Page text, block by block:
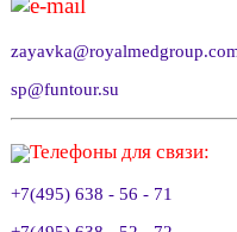
e-mail
sp@funtour.su
Телефоны для связи:
+7(495) 638 - 56 - 71